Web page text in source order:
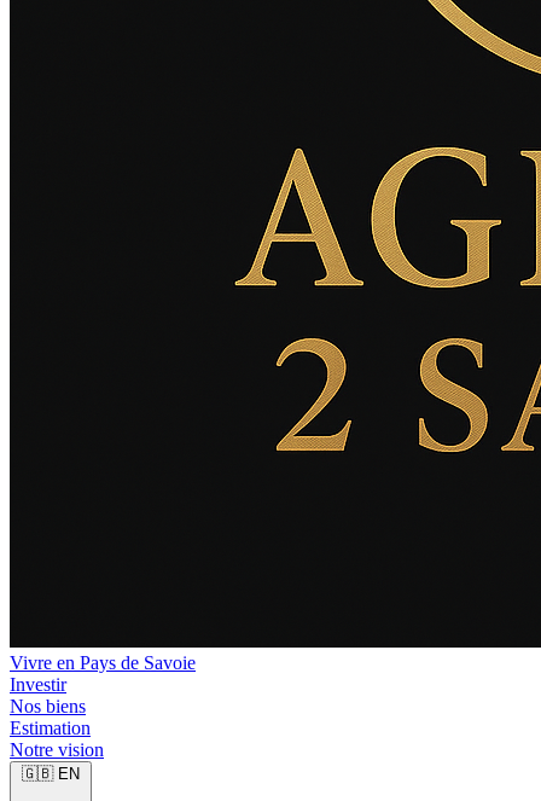
Vivre en Pays de Savoie
Investir
Nos biens
Estimation
Notre vision
🇬🇧 EN